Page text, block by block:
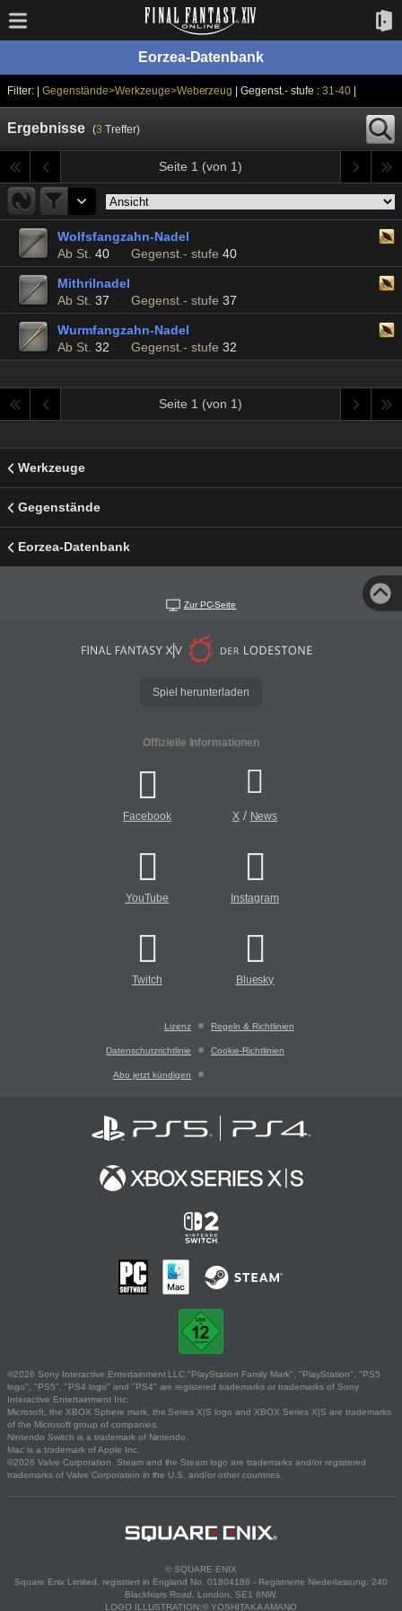
Eorzea-Datenbank
Filter: | Gegenstände>Werkzeuge>Weberzeug | Gegenst.- stufe :31-40
Ergebnisse (3 Treffer)
Seite 1 (von 1)
Wolfsfangzahn-Nadel
Ab St. 40 Gegenst.- stufe 40
Mithrilnadel
Ab St. 37 Gegenst.- stufe 37
Wurmfangzahn-Nadel
Ab St. 32 Gegenst.- stufe 32
Seite 1 (von 1)
Werkzeuge
Gegenstände
Eorzea-Datenbank
Zur PC-Seite
Spiel herunterladen
Offizielle Informationen
Facebook X/ News
YouTube Instagram
Twitch Bluesky
Lizenz Regeln & Richtlinien
Datenschutzrichtlinie Cookie-Richtlinien
Abo jetzt kündigen
©2026 Sony Interactive Entertainment LLC."PlayStation Family Mark", "PlayStation", "PS5
logo", "PS5", "PS4 logo" and "PS4" are registered trademarks or trademarks of Sony
Interactive Entertainment Inc.
Microsoft, the XBOX Sphere mark, the Series X|S logo and XBOX Series X|S are trademarks
of the Microsoft group of companies.
Nintendo Switch is a trademark of Nintendo.
Mac is a trademark of Apple Inc.
©2026 Valve Corporation. Steam and the Steam logo are trademarks and/or registered
trademarks of Valve Corporation in the U.S. and/or other countries.
© SQUARE ENIX
Square Enix Limited, registriert in England No. 01804186 - Registrierte Niederlassung: 240
Blackfriars Road, London, SE1 8NW.
LOGO ILLUSTRATION:© YOSHITAKA AMANO